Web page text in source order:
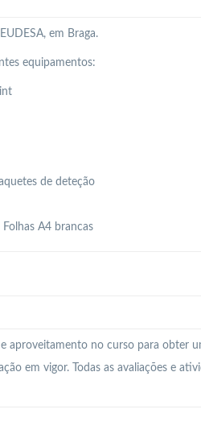
em Braga.
equipamentos:
de deteção
A4 brancas
aproveitamento no curso para obter
em vigor. Todas as avaliações e